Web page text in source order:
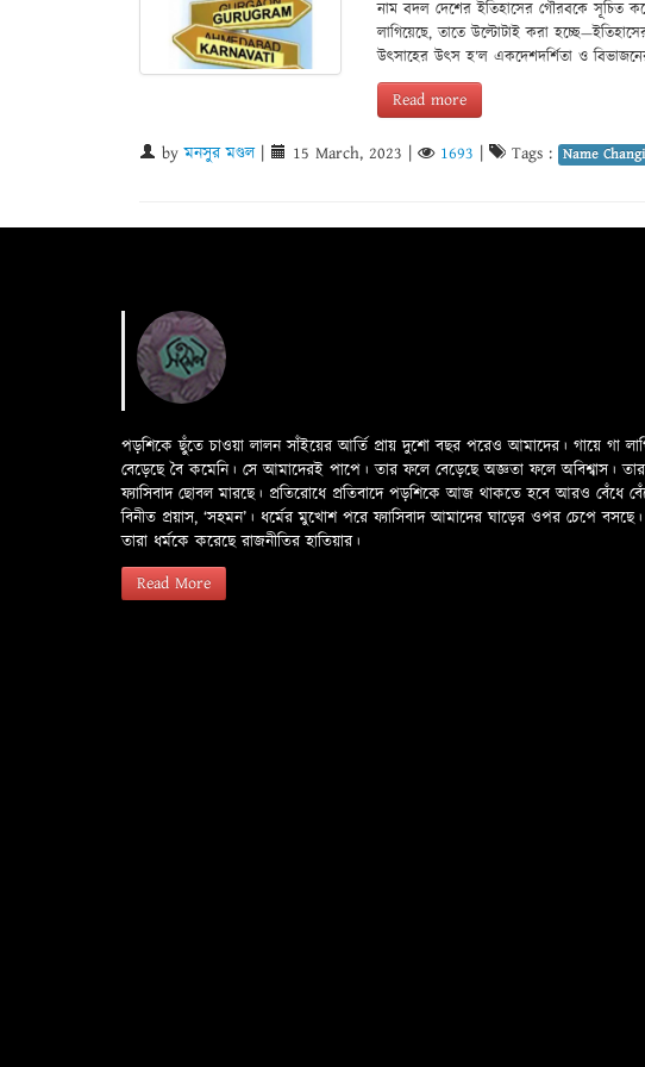
নাম বদল দেশের ইতিহাসের গৌরবকে সূচিত
লাগিয়েছে, তাতে উল্টোটাই করা
উৎসাহের উৎস হ’ল একদেশদর্শিতা ও
Read more
byমনসুর মণ্ডল| 15 March, 2023 1693 Tags : Name
পড়শিকে ছুঁতে চাওয়া লালন সাঁইয়ের আর্তি প্রায় দুশো বছর পরেও আমাদের। গায়ে গা
বেড়েছে বৈ কমেনি। সে আমাদেরই পাপে। তার ফলে বেড়েছে অজ্ঞতা ফলে অবিশ্বাস। তার
ফ্যাসিবাদ ছোবল মারছে। প্রতিরোধে প্রতিবাদে পড়শিকে আজ থাকতে হবে আরও
বিনীত প্রয়াস, ‘সহমন’। ধর্মের মুখোশ পরে ফ্যাসিবাদ আমাদের ঘাড়ের ওপর চেপে
তারা ধর্মকে করেছে রাজনীতির হাতিয়ার।
Read More